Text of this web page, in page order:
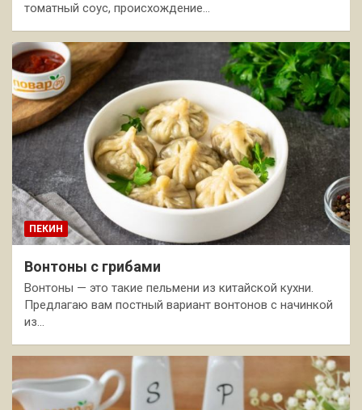
томатный соус, происхождение…
ПЕКИН
Вонтоны с грибами
Вонтоны — это такие пельмени из китайской кухни.
Предлагаю вам постный вариант вонтонов с начинкой
из…